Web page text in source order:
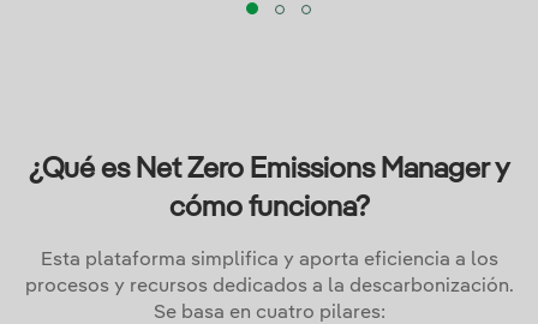
¿Qué es Net Zero Emissions Manager y
cómo funciona?
Esta plataforma simplifica y aporta eficiencia a los
procesos y recursos dedicados a la descarbonización.
Se basa en cuatro pilares: